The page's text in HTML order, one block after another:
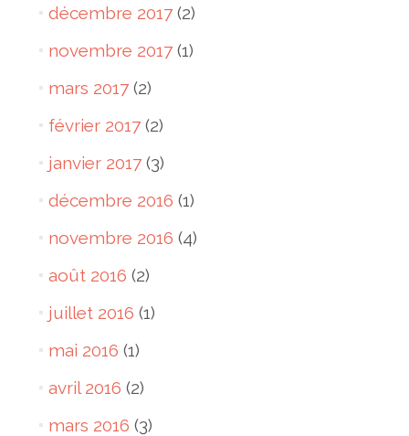
décembre 2017(2)
novembre 2017(1)
mars 2017(2)
février 2017(2)
janvier 2017(3)
décembre 2016 (1)
novembre 2016 (4)
août 2016 (2)
juillet 2016 (1)
mai 2016 (1)
avril 2016 (2)
mars 2016 (3)